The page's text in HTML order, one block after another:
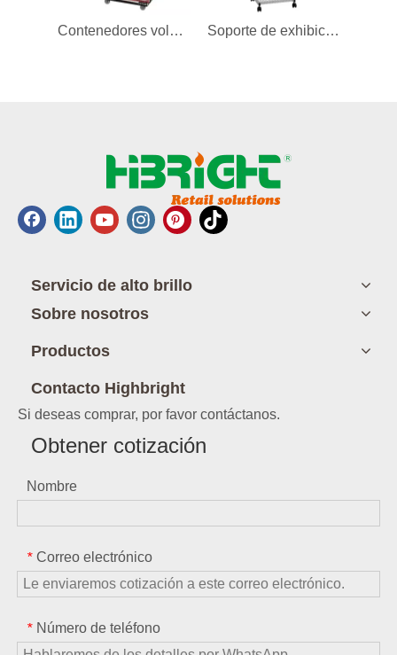
Contenedores volcadores de alambre móviles apilables con 4 cestas Soporte de exhibición móvil de 4 cestas
Servicio de alto brillo
Sobre nosotros
Productos
Contacto Highbright
Si deseas comprar, por favor contáctanos.
Obtener cotización
Nombre
* Correo electrónico
* Número de teléfono